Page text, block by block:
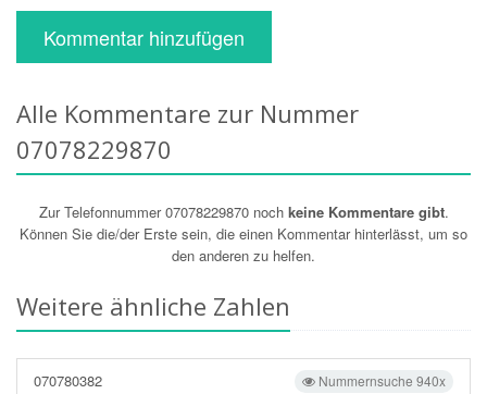
Kommentar hinzufügen
Alle Kommentare zur Nummer
07078229870
Zur Telefonnummer 07078229870 noch keine Kommentare gibt.
Können Sie die/der Erste sein, die einen Kommentar hinterlässt, um so
den anderen zu helfen.
Weitere ähnliche Zahlen
Nummernsuche 940x
070780382